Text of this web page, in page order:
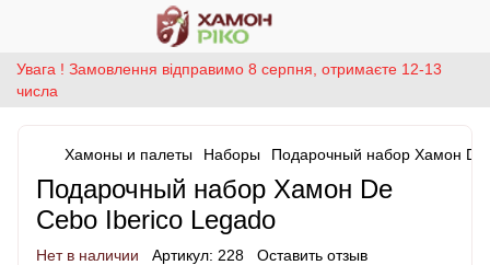
Увага ! Замовлення відправимо 8 серпня, отримаєте 12-13
числа
Хамоны и палеты Наборы Подарочный набор Хамон De
Подарочный набор Хамон De
Cebo Iberico Legado
Нет в наличии Артикул: 228 Оставить отзыв